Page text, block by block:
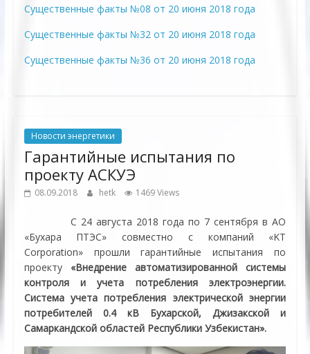
Существенные факты №08 от 20 июня 2018 года
Существенные факты №32 от 20 июня 2018 года
Существенные факты №36 от 20 июня 2018 года
Новости энергетики
Гарантийные испытания по
проекту АСКУЭ
08.09.2018 hetk 1469 Views
С 24 августа 2018 года по 7 сентября в АО
«Бухара ПТЭС» совместно c компаний «KT
Corporation» прошли гарантийные испытания по
проекту «Внедрение автоматизированной системы
контроля и учета потребления электроэнергии.
Система учета потребления электрической энергии
потребителей 0.4 кВ Бухарской, Джизакской и
Самаркандской областей Республики Узбекистан».